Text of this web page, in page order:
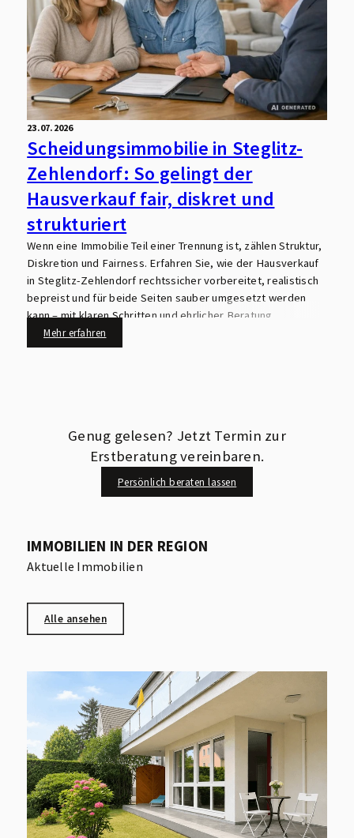
23.07.2026
Scheidungsimmobilie in Steglitz-
Zehlendorf: So gelingt der
Hausverkauf fair, diskret und
strukturiert
Wenn eine Immobilie Teil einer Trennung ist, zählen Struktur,
Diskretion und Fairness. Erfahren Sie, wie der Hausverkauf
in Steglitz-Zehlendorf rechtssicher vorbereitet, realistisch
bepreist und für beide Seiten sauber umgesetzt werden
kann – mit klaren Schritten und ehrlicher Beratung.
Mehr erfahren
Genug gelesen? Jetzt Termin zur
Erstberatung vereinbaren.
Persönlich beraten lassen
IMMOBILIEN IN DER REGION
Aktuelle Immobilien
Alle ansehen